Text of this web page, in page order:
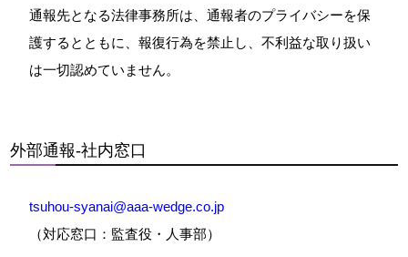
通報先となる法律事務所は、通報者のプライバシーを保
護するとともに、報復行為を禁止し、不利益な取り扱い
は一切認めていません。
外部通報‐社内窓口
tsuhou-syanai@aaa-wedge.co.jp
（対応窓口：監査役・人事部）